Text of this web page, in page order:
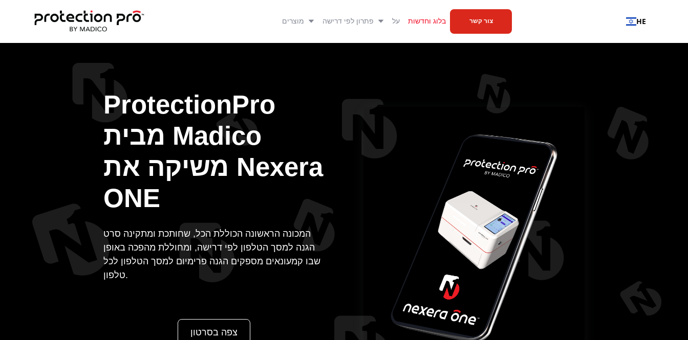
מוצרים פתרון לפי דרישה על בלוג וחדשות צור קשר HE
ProtectionPro
מבית Madico
משיקה את Nexera
ONE
המכונה הראשונה הכוללת הכל, שחותכת ומתקינה סרט
הגנה למסך הטלפון לפי דרישה, ומחוללת מהפכה באופן
שבו קמעונאים מספקים הגנה פרימיום למסך הטלפון לכל
טלפון.
צפה בסרטון